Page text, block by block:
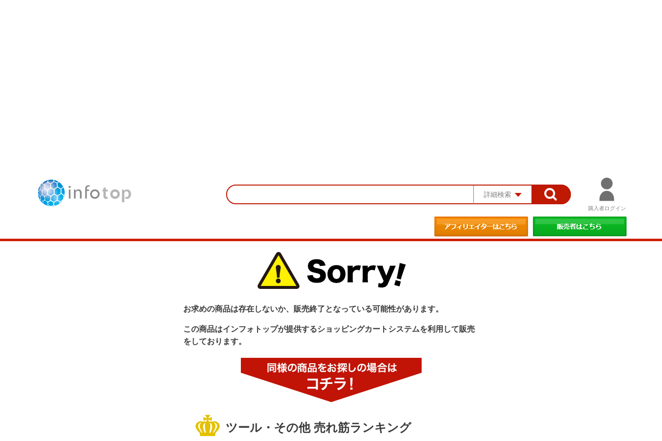
詳細検索
購入者ログイン
お求めの商品は存在しないか、販売終了となっている可能性があります。
この商品はインフォトップが提供するショッピングカートシステムを利用して販売
をしております。
ツール・その他 売れ筋ランキング